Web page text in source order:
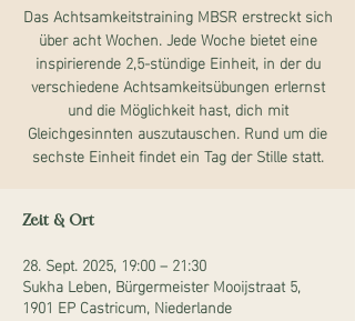
Das Achtsamkeitstraining MBSR erstreckt sich
über acht Wochen. Jede Woche bietet eine
inspirierende 2,5-stündige Einheit, in der du
verschiedene Achtsamkeitsübungen erlernst
und die Möglichkeit hast, dich mit
Gleichgesinnten auszutauschen. Rund um die
sechste Einheit findet ein Tag der Stille statt.
Zeit & Ort
28. Sept. 2025, 19:00 – 21:30
Sukha Leben, Bürgermeister Mooijstraat 5,
1901 EP Castricum, Niederlande